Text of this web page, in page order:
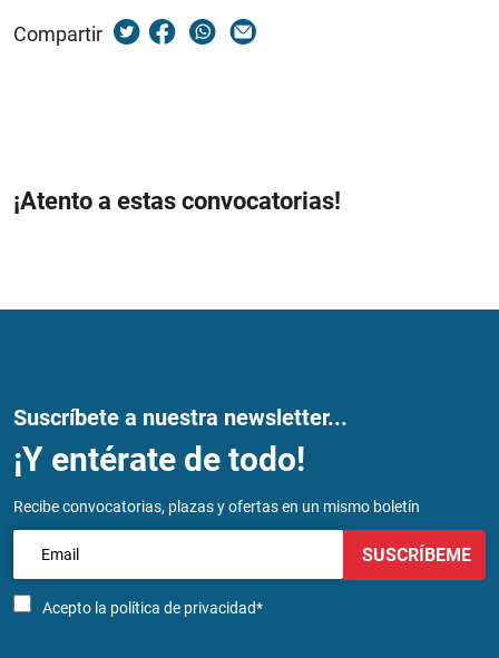
Compartir
¡Atento a estas convocatorias!
Suscríbete a nuestra newsletter...
¡Y entérate de todo!
Recibe convocatorias, plazas y ofertas en un mismo boletín
Acepto la política de privacidad*
SUSCRÍBEME